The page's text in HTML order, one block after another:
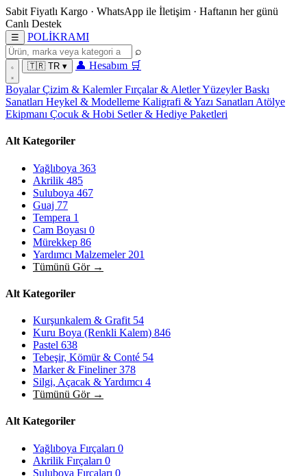
Sabit Fiyatlı Kargo · WhatsApp ile İletişim · Haftanın her günü
Canlı Destek
☰ POLİKRAMI
⌕
🇹🇷 TR ▾ 👤 Hesabım 🛒
BoyalarÇizim & KalemlerFırçalar & AletlerYüzeylerBaskı
Sanatları Heykel & Modelleme Kaligrafi & Yazı Sanatları Atölye
Ekipmanı Çocuk & Hobi Setler & Hediye Paketleri
Alt Kategoriler
Yağlıboya 363
Akrilik 485
Suluboya 467
Guaj 77
Tempera 1
Cam Boyası 0
Mürekkep 86
Yardımcı Malzemeler 201
Tümünü Gör →
Alt Kategoriler
Kurşunkalem & Grafit 54
Kuru Boya (Renkli Kalem) 846
Pastel 638
Tebeşir, Kömür & Conté 54
Marker & Fineliner378
Silgi, Açacak & Yardımcı 4
Tümünü Gör →
Alt Kategoriler
Yağlıboya Fırçaları 0
Akrilik Fırçaları 0
Suluboya Fırçaları 0